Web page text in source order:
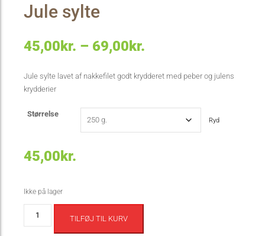
Jule sylte
45,00kr. – 69,00kr.
45,00kr.
69,00kr.
Jule sylte lavet af nakkefilet godt krydderet med peber og julens
krydderier
Størrelse
Ryd
45,00kr.
Ikke på lager
TILFØJ TIL KURV